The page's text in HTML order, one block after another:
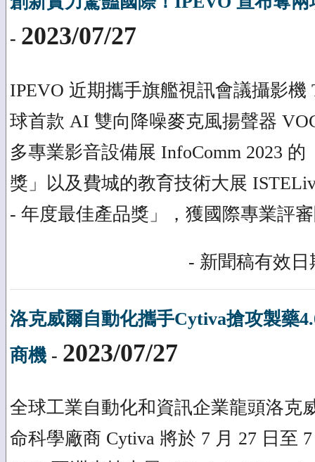
- 2023/07/27
IPEVO 近期攜手旗艦視訊會議攝影機
球首款 AI 雙向降噪麥克風揚聲器
多專業影音設備展 InfoComm 2023
獎」以及費城的教育技術大展
- 年度最佳產品獎」，獲國際專業評
- 新聞稿有效日
洛克威爾自動化攜手Cytiva搶攻製藥
商機 - 2023/07/27
全球工業自動化和資訊企業龍頭洛克
命科學廠商 Cytiva 將於 7 月 27 日至